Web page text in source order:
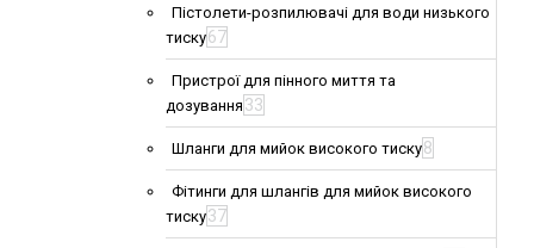
Пістолети-розпилювачі для води низького
тиску67
Пристрої для пінного миття та
дозування 33
Шланги для мийок високого тиску8
Фітинги для шлангів для мийок високого
тиску37